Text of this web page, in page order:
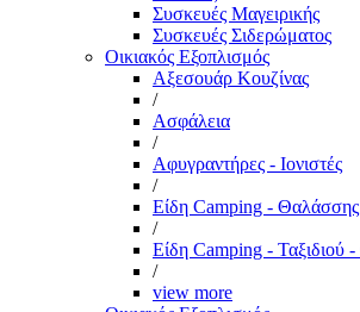
Συσκευές Μαγειρικής
Συσκευές Σιδερώματος
Οικιακός Εξοπλισμός
Αξεσουάρ Κουζίνας
/
Ασφάλεια
/
Αφυγραντήρες - Ιονιστές
/
Είδη Camping - Θαλάσσης
/
Είδη Camping - Ταξιδιού
/
view more